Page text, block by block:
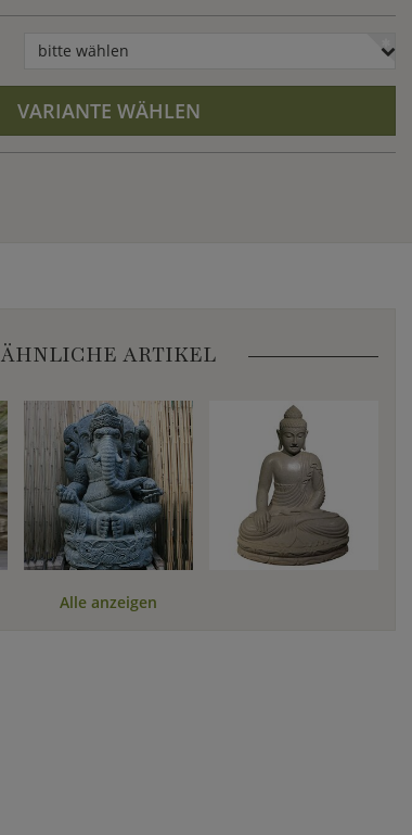
bitte wählen
VARIANTE WÄHLEN
ÄHNLICHE ARTIKEL
Alle anzeigen